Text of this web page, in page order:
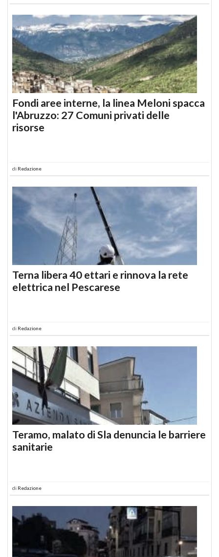
Fondi aree interne, la linea Meloni spacca
l'Abruzzo: 27 Comuni privati delle
risorse
di Redazione
Terna libera 40 ettari e rinnova la rete
elettrica nel Pescarese
di Redazione
Teramo, malato di Sla denuncia le barriere
sanitarie
di Redazione